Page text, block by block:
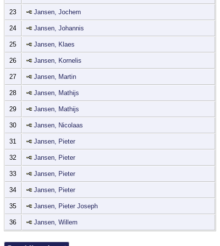
23 Jansen, Jochem
24 Jansen, Johannis
25 Jansen, Klaes
26 Jansen, Kornelis
27 Jansen, Martin
28 Jansen, Mathijs
29 Jansen, Mathijs
30 Jansen, Nicolaas
31 Jansen, Pieter
32 Jansen, Pieter
33 Jansen, Pieter
34 Jansen, Pieter
35 Jansen, Pieter Joseph
36 Jansen, Willem